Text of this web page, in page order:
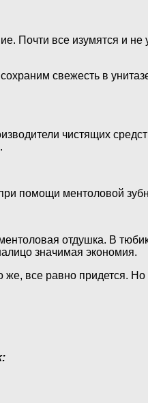
Почти все изумятся и не
свежесть в
чистящих
помощи ментоловой
отдушка. В
значимая экономия.
все равно придется.